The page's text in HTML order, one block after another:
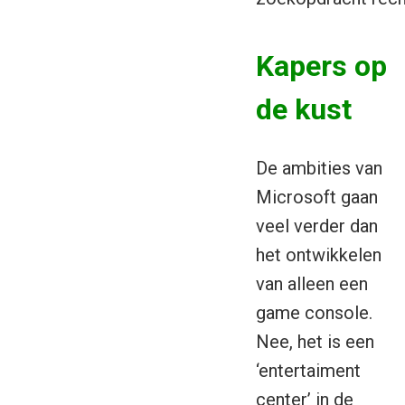
Kapers op
de kust
De ambities van
Microsoft gaan
veel verder dan
het ontwikkelen
van alleen een
game console.
Nee, het is een
‘entertaiment
center’ in de